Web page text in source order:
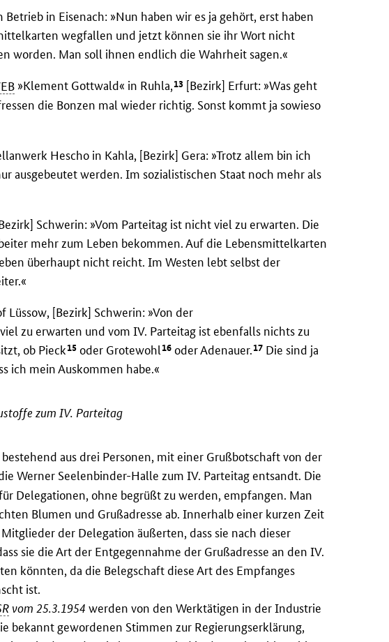
in Eisenach: »Nun haben wir es ja gehört, erst haben
wegfallen und jetzt können sie ihr Wort nicht
worden. Man soll ihnen endlich die Wahrheit sagen.«
»Klement Gottwald« in Ruhla,13 [Bezirk] Erfurt: »Was geht
die Bonzen mal wieder richtig. Sonst kommt ja sowieso
Hescho in Kahla, [Bezirk] Gera: »Trotz allem bin ich
ausgebeutet werden. Im sozialistischen Staat noch mehr als
Schwerin: »Vom Parteitag ist nicht viel zu erwarten. Die
mehr zum Leben bekommen. Auf die Lebensmittelkarten
überhaupt nicht reicht. Im Westen lebt selbst der
[Bezirk] Schwerin: »Von der
zu erwarten und vom IV. Parteitag ist ebenfalls nichts zu
ob Pieck15 oder Grotewohl16 oder Adenauer.17 Die sind ja
ich mein Auskommen habe.«
zum IV. Parteitag
aus drei Personen, mit einer Grußbotschaft von der
Werner Seelenbinder-Halle zum IV. Parteitag entsandt. Die
Delegationen, ohne begrüßt zu werden, empfangen. Man
Blumen und Grußadresse ab. Innerhalb einer kurzen Zeit
der Delegation äußerten, dass sie nach dieser
sie die Art der Entgegennahme der Grußadresse an den IV.
könnten, da die Belegschaft diese Art des Empfanges
ist.
vom 25.3.1954 werden von den Werktätigen in der Industrie
bekannt gewordenen Stimmen zur Regierungserklärung,